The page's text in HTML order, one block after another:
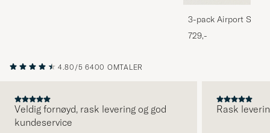
3-pack Airport
Melange
729,-
4.80/5 6400 OMTALER
Veldig fornøyd, rask levering og god
kundeservice
Rask